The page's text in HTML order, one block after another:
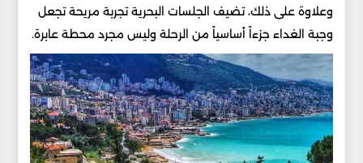
وعلاوة على ذلك، تضيف الجلسات البحرية تجربة مريحة تجعل
وجبة الغداء جزءاً أساسياً من الرحلة وليس مجرد محطة عابرة.